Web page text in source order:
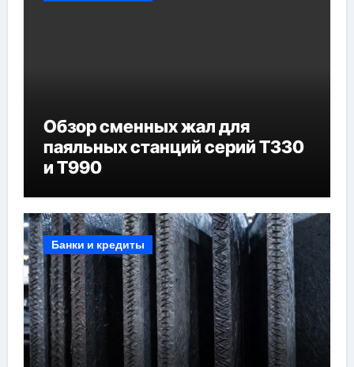
Обзор сменных жал для
паяльных станций серий T330
и T990
Банки и кредиты